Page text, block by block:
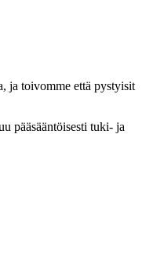
ja toivomme että pystyisit
pääsääntöisesti tuki- ja